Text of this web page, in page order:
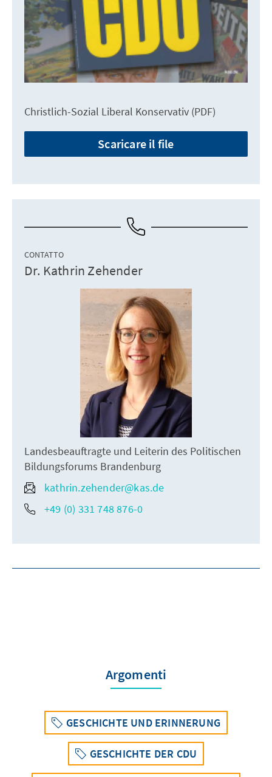
Christlich-Sozial Liberal Konservativ (PDF)
Scaricare il file
CONTATTO
Dr. Kathrin Zehender
Landesbeauftragte und Leiterin des Politischen
Bildungsforums Brandenburg
kathrin.zehender@kas.de
+49 (0) 331 748 876-0
Argomenti
GESCHICHTE UND ERINNERUNG
GESCHICHTE DER CDU